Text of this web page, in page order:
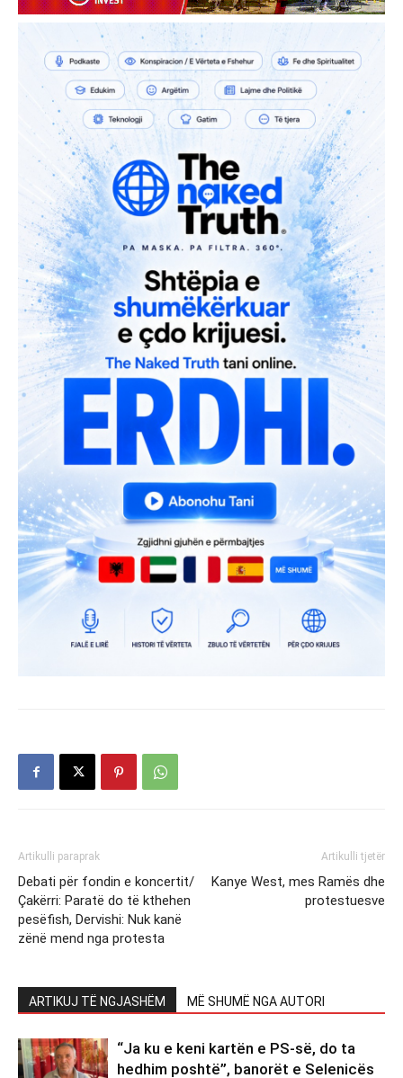
Artikulli paraprak
Debati për fondin e koncertit/
Çakërri: Paratë do të kthehen
pesëfish, Dervishi: Nuk kanë
zënë mend nga protesta
Artikulli tjetër
Kanye West, mes Ramës dhe
protestuesve
ARTIKUJ TË NGJASHËM MË SHUMË NGA AUTORI
“Ja ku e keni kartën e PS-së, do ta
hedhim poshtë”, banorët e Selenicës